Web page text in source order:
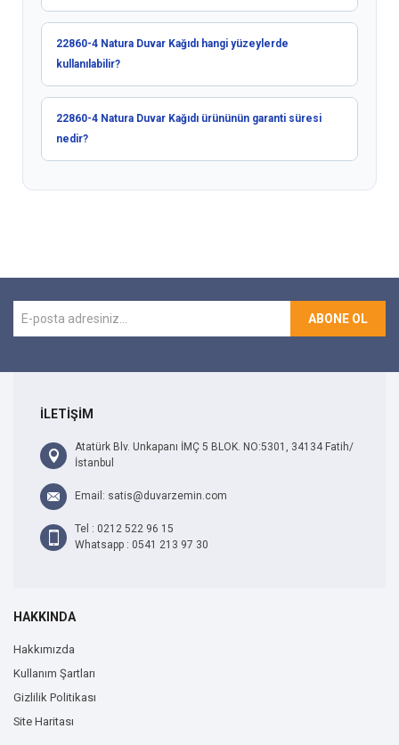
22860-4 Natura Duvar Kağıdı hangi yüzeylerde
kullanılabilir?
22860-4 Natura Duvar Kağıdı ürününün garanti süresi
nedir?
ABONE OL
İLETİŞİM
Atatürk Blv. Unkapanı İMÇ 5 BLOK. NO:5301, 34134 Fatih/
İstanbul
Email: satis@duvarzemin.com
Tel : 0212 522 96 15
Whatsapp : 0541 213 97 30
HAKKINDA
Hakkımızda
Kullanım Şartları
Gizlilik Politikası
Site Haritası